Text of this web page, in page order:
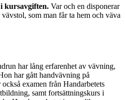
kursavgiften. Var och en disponerar
som man får ta hem och väva
har lång erfarenhet av vävning,
har gått handvävning på
examen från Handarbetets
samt fortsättningskurs i